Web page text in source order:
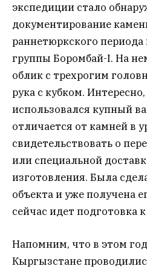
экспедиции стало
документирование
раннетюркского периода
группы Боромбай-I. На
облик с трехрогим
рука с кубком.
использовался купный
отличается от камней в
свидетельствовать о
или специальной
изготовления. Была
объекта и уже получена
сейчас идет подготовка
Напомним, что в этом
Кыргызстане